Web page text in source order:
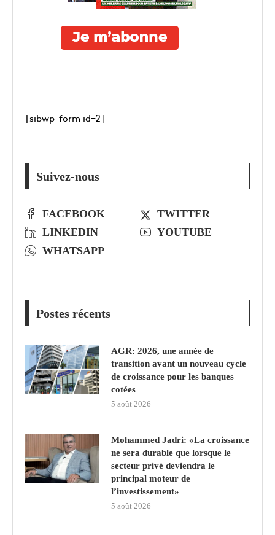
[sibwp_form id=2]
Suivez-nous
FACEBOOK
TWITTER
LINKEDIN
YOUTUBE
WHATSAPP
Postes récents
AGR: 2026, une année de
transition avant un nouveau cycle
de croissance pour les banques
cotées
5 août 2026
Mohammed Jadri: «La croissance
ne sera durable que lorsque le
secteur privé deviendra le
principal moteur de
l’investissement»
5 août 2026